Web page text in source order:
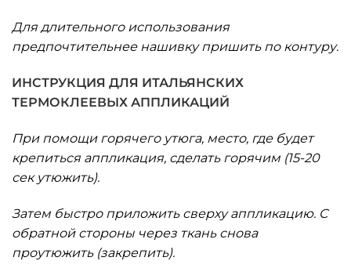
Для длительного использования
предпочтительнее нашивку пришить по контуру.
ИНСТРУКЦИЯ ДЛЯ ИТАЛЬЯНСКИХ
ТЕРМОКЛЕЕВЫХ АППЛИКАЦИЙ
При помощи горячего утюга, место, где будет
крепиться аппликация, сделать горячим (15-20
сек утюжить).
Затем быстро приложить сверху аппликацию. С
обратной стороны через ткань снова
проутюжить (закрепить).